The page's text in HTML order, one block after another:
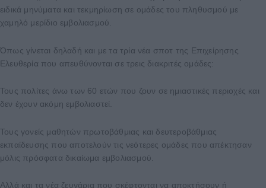
ειδικά μηνύματα και τεκμηρίωση σε ομάδες του πληθυσμού με
χαμηλό μερίδιο εμβολιασμού.
Όπως γίνεται δηλαδή και με τα τρία νέα σποτ της Επιχείρησης
Ελευθερία που απευθύνονται σε τρεις διακριτές ομάδες:
Τους πολίτες άνω των 60 ετών που ζουν σε ημιαστικές περιοχές και
δεν έχουν ακόμη εμβολιαστεί.
Τους γονείς μαθητών πρωτοβάθμιας και δευτεροβάθμιας
εκπαίδευσης που αποτελούν τις νεότερες ομάδες που απέκτησαν
μόλις πρόσφατα δικαίωμα εμβολιασμού.
Αλλά και τα νέα ζευγάρια που σκέφτονται να αποκτήσουν ή